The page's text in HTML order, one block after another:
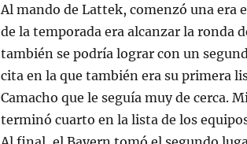
Al mando de Lattek, comenzó una era
de la temporada era alcanzar la ronda
también se podría lograr con un
cita en la que también era su primera
Camacho que le seguía muy de cerca.
terminó cuarto en la lista de los